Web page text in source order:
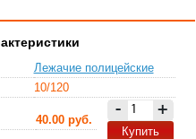
Лежачие полицейские
10/120
40.00руб.
- +
Купить